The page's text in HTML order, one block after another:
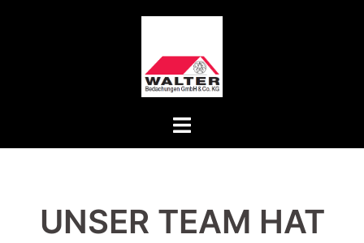
Menü
UNSER TEAM HAT